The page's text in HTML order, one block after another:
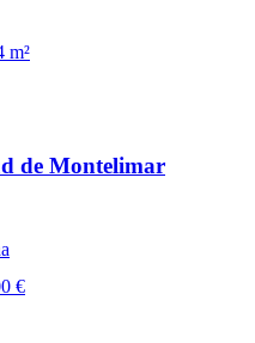
m²
de Montelimar
€